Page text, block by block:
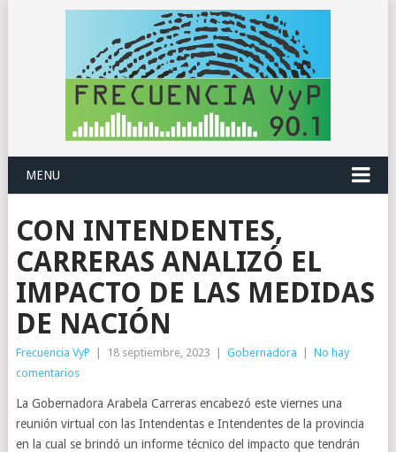
MENU
CON INTENDENTES,
CARRERAS ANALIZÓ EL
IMPACTO DE LAS MEDIDAS
DE NACIÓN
Frecuencia VyP 18 septiembre, 2023 Gobernadora
No hay
comentarios
La Gobernadora Arabela Carreras encabezó este viernes una
reunión virtual con las Intendentas e Intendentes de la provincia
en la cual se brindó un informe técnico del impacto que tendrán